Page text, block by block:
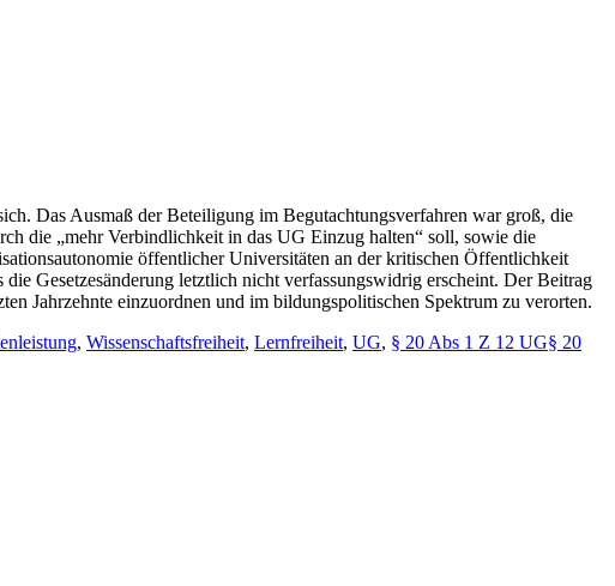
Das Ausmaß der Beteiligung im Begutachtungsverfahren war groß, die
die „mehr Verbindlichkeit in das UG Einzug halten“ soll, sowie die
öffentlicher Universitäten an der kritischen Öffentlichkeit
Gesetzesänderung letztlich nicht verfassungswidrig erscheint. Der Beitrag
Jahrzehnte einzuordnen und im bildungspolitischen Spektrum zu verorten.
, Wissenschaftsfreiheit, Lernfreiheit, UG, § 20 Abs 1 Z 12 UG§ 20